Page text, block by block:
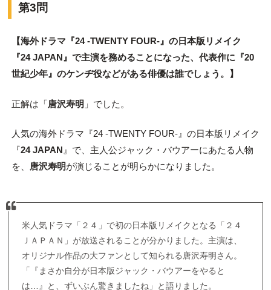
第3問
【海外ドラマ『24 -TWENTY FOUR-』の日本版リメイク
『24 JAPAN』で主演を務めることになった、代表作に『20
世紀少年』のケンヂ役などがある俳優は誰でしょう。】
正解は「唐沢寿明 」でした。
人気の海外ドラマ『24 -TWENTY FOUR-』の日本版リメイク
『24 JAPAN 』で、主人公ジャック・バウアーにあたる人物
を、 唐沢寿明が演じることが明らかになりました。
米人気ドラマ「２４」で初の日本版リメイクとなる「２４
ＪＡＰＡＮ」が放送されることが分かりました。主演は、
オリジナル作品の大ファンとして知られる唐沢寿明さん。
「『まさか自分が日本版ジャック・バウアーをやると
は…』と、ずいぶん驚きましたね」と語りました。